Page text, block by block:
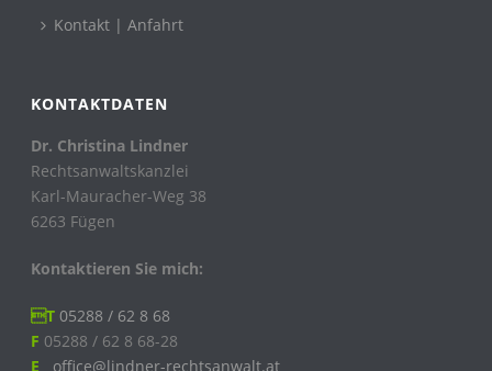
Kontakt | Anfahrt
KONTAKTDATEN
Dr. Christina Lindner
Rechtsanwaltskanzlei
Karl-Mauracher-Weg 38
6263 Fügen
Kontaktieren Sie mich:
T 05288 / 62 8 68
F 05288 / 62 8 68-28
E
office@lindner-rechtsanwalt.at